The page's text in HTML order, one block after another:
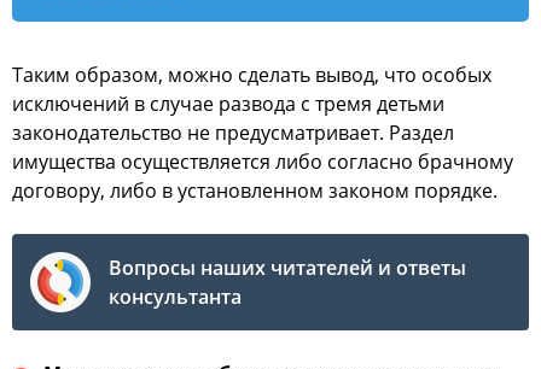
Таким образом, можно сделать вывод, что особых
исключений в случае развода с тремя детьми
законодательство не предусматривает. Раздел
имущества осуществляется либо согласно брачному
договору, либо в установленном законом порядке.
Вопросы наших читателей и ответы
консультанта